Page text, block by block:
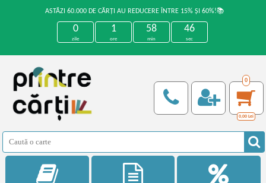
ASTĂZI 60.000 DE CĂRȚI AU REDUCERE ÎNTRE 15% ȘI 60%!📚
0
zile
1
ore
58
min
46
sec
0
0,00 Lei